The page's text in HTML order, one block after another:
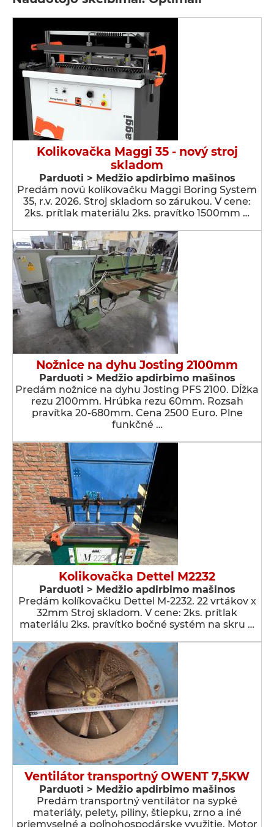
Kolikovačka Maggi 35 - nový stroj
skladom
Parduoti > Medžio apdirbimo mašinos
Predám novú kolíkovačku Maggi Boring System
35, r.v. 2026. Stroj skladom so zárukou. V cene:
2ks. prítlak materiálu 2ks. pravítko 1500mm …
Nožnice na dyhu Josting 2100mm
Parduoti > Medžio apdirbimo mašinos
Predám nožnice na dyhu Josting PFS 2100. Dĺžka
rezu 2100mm. Hrúbka rezu 60mm. Rozsah
pravítka 20-680mm. Cena 2500 Euro. Plne
funkčné …
Kolikovačka Dettel M2232
Parduoti > Medžio apdirbimo mašinos
Predám kolíkovačku Dettel M-2232. 22 vrtákov x
32mm Stroj skladom. V cene: 2ks. prítlak
materiálu 2ks. pravítko bočné systém na skru …
Ventilátor transportný OWENT 7,5KW
Parduoti > Medžio apdirbimo mašinos
Predám transportný ventilátor na sypké
materiály, pelety, piliny, štiepku, zrno a iné
priemyselné a poľnohospodárske využitie. Motor